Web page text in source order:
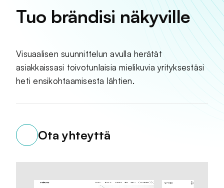
Tuo brändisi näkyville
Visuaalisen suunnittelun avulla herätät
asiakkaissasi toivotunlaisia mielikuvia yrityksestäsi
heti ensikohtaamisesta lähtien.
Ota yhteyttä